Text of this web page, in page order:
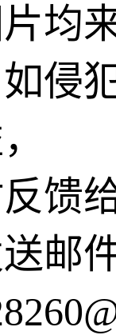
均
侵
馈
邮